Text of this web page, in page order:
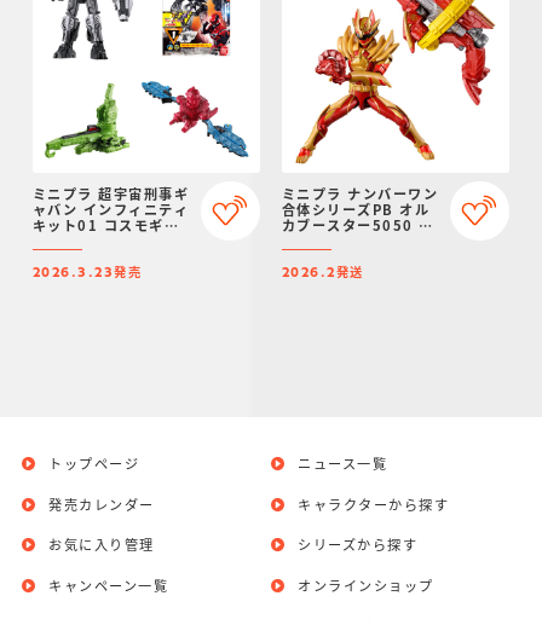
ミニプラ 超宇宙刑事ギ
ャバン インフィニティ
キット01 コスモギャ
ャバリオンクレーン ＆
ギャバリオンレーザー
2026.3.23発売
ミニプラ ナンバーワン
合体シリーズPB オル
カブースター5050 ＆
ウルフ【プレミアムバ
ンダイ限定】
2026.2発送
トップページ
発売カレンダー
お気に入り管理
ニュース一覧
キャラクターから探す
シリーズから探す
キャンペーン一覧 オンラインショップ